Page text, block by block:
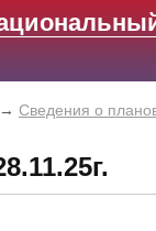
→ Сведения о